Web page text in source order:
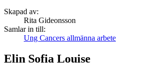
Skapad av:
Rita Gideonsson
Samlar in till:
Ung Cancers allmänna arbete
Elin Sofia Louise